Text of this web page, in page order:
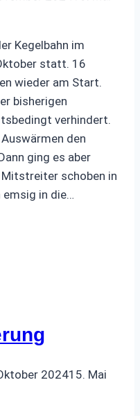
Kegelbahn im
statt. 16
wieder am Start.
bisherigen
verhindert.
den
ging es aber
schoben in
emsig in die…
202415. Mai